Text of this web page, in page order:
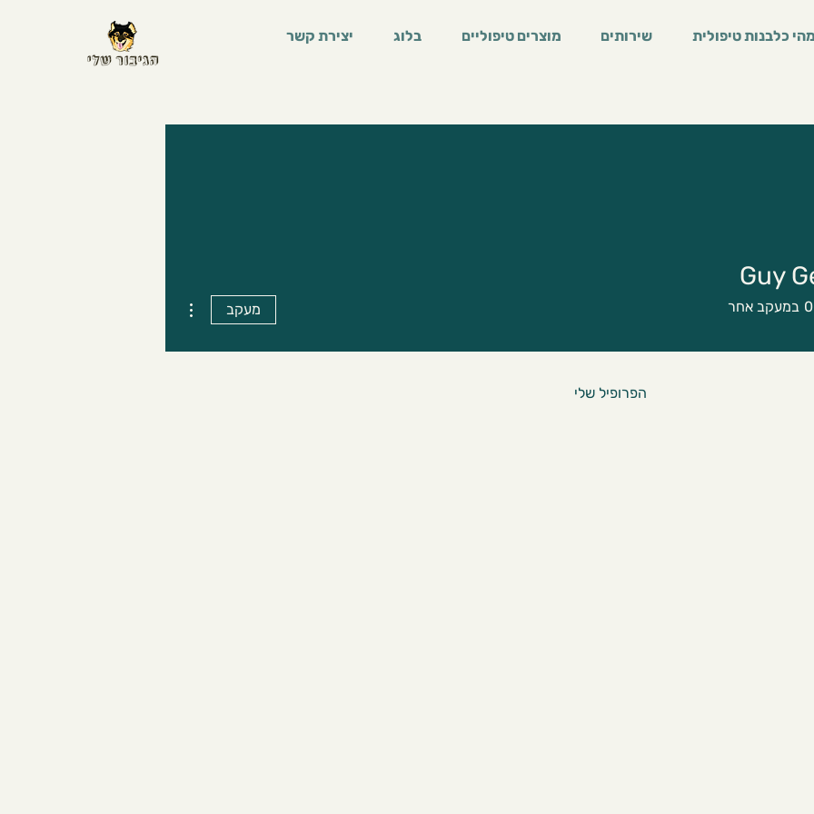
כלבנות טיפולית שירותים מוצרים טיפוליים בלוג יצירת קשר
Guy
0 במעקב אחר מעקב
הפרופיל שלי